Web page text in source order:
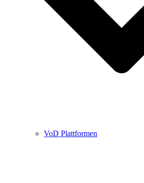
VoD Plattformen